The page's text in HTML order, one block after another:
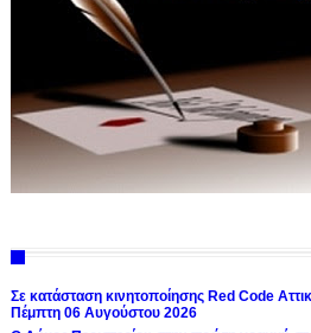
Σε κατάσταση κινητοποίησης Red Code
Πέμπτη 06 Αυγούστου 2026